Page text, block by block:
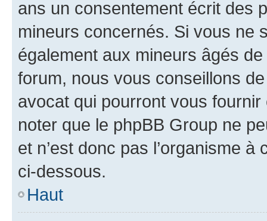
ans un consentement écrit des
mineurs concernés. Si vous ne
également aux mineurs âgés
forum, nous vous conseillons
avocat qui pourront vous
noter que le phpBB Group ne
et n’est donc pas l’organisme
ci-dessous.
Haut